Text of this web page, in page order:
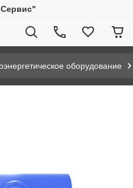
оборудование